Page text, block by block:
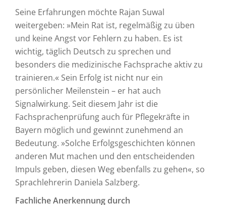
Seine Erfahrungen möchte Rajan Suwal
weitergeben: »Mein Rat ist, regelmäßig zu üben
und keine Angst vor Fehlern zu haben. Es ist
wichtig, täglich Deutsch zu sprechen und
besonders die medizinische Fachsprache aktiv zu
trainieren.« Sein Erfolg ist nicht nur ein
persönlicher Meilenstein – er hat auch
Signalwirkung. Seit diesem Jahr ist die
Fachsprachenprüfung auch für Pflegekräfte in
Bayern möglich und gewinnt zunehmend an
Bedeutung. »Solche Erfolgsgeschichten können
anderen Mut machen und den entscheidenden
Impuls geben, diesen Weg ebenfalls zu gehen«, so
Sprachlehrerin Daniela Salzberg.
Fachliche Anerkennung durch